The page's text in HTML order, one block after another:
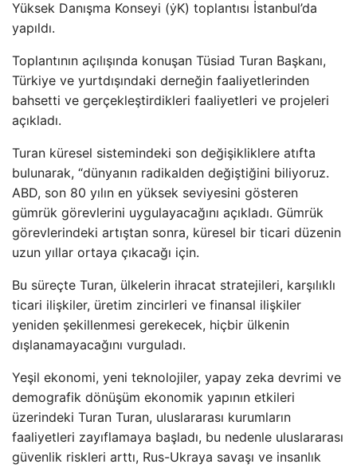
Yüksek Danışma Konseyi (ẏK) toplantısı İstanbul’da
yapıldı.
Toplantının açılışında konuşan Tüsiad Turan Başkanı,
Türkiye ve yurtdışındaki derneğin faaliyetlerinden
bahsetti ve gerçekleştirdikleri faaliyetleri ve projeleri
açıkladı.
Turan küresel sistemindeki son değişikliklere atıfta
bulunarak, “dünyanın radikalden değiştiğini biliyoruz.
ABD, son 80 yılın en yüksek seviyesini gösteren
gümrük görevlerini uygulayacağını açıkladı. Gümrük
görevlerindeki artıştan sonra, küresel bir ticari düzenin
uzun yıllar ortaya çıkacağı için.
Bu süreçte Turan, ülkelerin ihracat stratejileri, karşılıklı
ticari ilişkiler, üretim zincirleri ve finansal ilişkiler
yeniden şekillenmesi gerekecek, hiçbir ülkenin
dışlanamayacağını vurguladı.
Yeşil ekonomi, yeni teknolojiler, yapay zeka devrimi ve
demografik dönüşüm ekonomik yapının etkileri
üzerindeki Turan Turan, uluslararası kurumların
faaliyetleri zayıflamaya başladı, bu nedenle uluslararası
güvenlik riskleri arttı, Rus-Ukraya savaşı ve insanlık